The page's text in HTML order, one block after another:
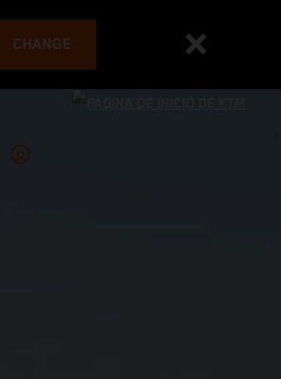
CHANGE